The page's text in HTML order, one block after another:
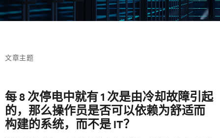
文章主题
每 8 次停电中就有 1 次是由冷却故障引起
的，那么操作员是否可以依赖为舒适而
构建的系统，而不是 IT？